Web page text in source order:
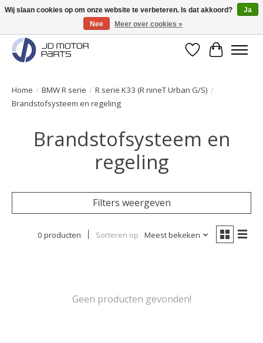
Originele onderdelen direct uit voorraad leverbaar!
Verlanglijst
Home / BMW R serie / R serie K33 (R nineT Urban G/S) /
Brandstofsysteem en regeling
Brandstofsysteem en
regeling
Filters weergeven
0 producten Sorteren op Meest bekeken
Geen producten gevonden!
Wij slaan cookies op om onze website te verbeteren. Is dat akkoord?
Ja
Nee
Meer over cookies »